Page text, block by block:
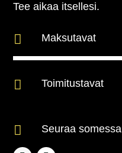
Tee aikaa itsellesi.
 Maksutavat
 Toimitustavat
 Seuraa somessa